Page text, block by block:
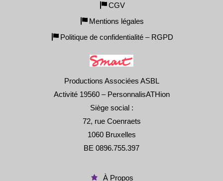
CGV
Mentions légales
Politique de confidentialité – RGPD
Productions Associées ASBL
Activité 19560 – PersonnalisATHion
Siège social :
72, rue Coenraets
1060 Bruxelles
BE 0896.755.397
À Propos